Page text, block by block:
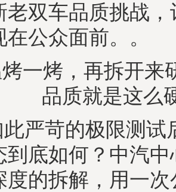
老双车品质挑战
公众面前。。
严苛的极限测试
到底如何？中汽
度的拆解，用一